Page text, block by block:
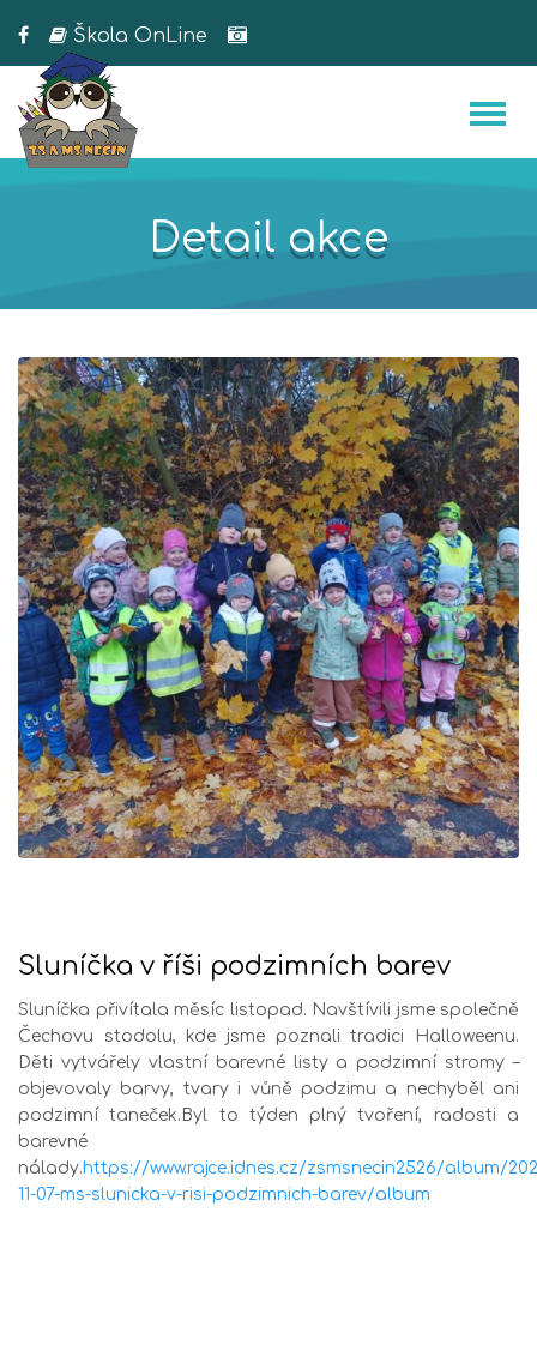
Škola OnLine
Detail akce
Sluníčka v říši podzimních barev
Sluníčka přivítala měsíc listopad. Navštívili jsme společně
Čechovu stodolu, kde jsme poznali tradici Halloweenu.
Děti vytvářely vlastní barevné listy a podzimní stromy –
objevovaly barvy, tvary i vůně podzimu a nechyběl ani
podzimní taneček.Byl to týden plný tvoření, radosti a
barevné
nálady.https://www.rajce.idnes.cz/zsmsnecin2526/album/
11-07-ms-slunicka-v-risi-podzimnich-barev/album